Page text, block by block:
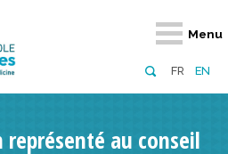
FR EN
Menu
Retour
Retour
régionaux
nationaux
représenté au conseil